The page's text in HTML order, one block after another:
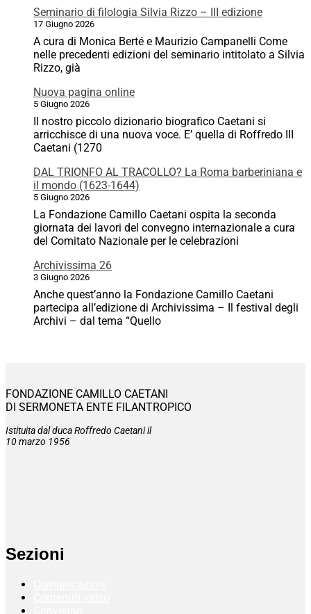
Seminario di filologia Silvia Rizzo – III edizione
17 Giugno 2026
A cura di Monica Berté e Maurizio Campanelli Come
nelle precedenti edizioni del seminario intitolato a Silvia
Rizzo, già
Nuova pagina online
5 Giugno 2026
Il nostro piccolo dizionario biografico Caetani si
arricchisce di una nuova voce. E’ quella di Roffredo III
Caetani (1270
DAL TRIONFO AL TRACOLLO? La Roma barberiniana e
il mondo (1623-1644)
5 Giugno 2026
La Fondazione Camillo Caetani ospita la seconda
giornata dei lavori del convegno internazionale a cura
del Comitato Nazionale per le celebrazioni
Archivissima 26
3 Giugno 2026
Anche quest’anno la Fondazione Camillo Caetani
partecipa all’edizione di Archivissima – Il festival degli
Archivi – dal tema “Quello
FONDAZIONE CAMILLO CAETANI
DI SERMONETA ENTE FILANTROPICO
Istituita dal duca Roffredo Caetani il
10 marzo 1956
Sezioni